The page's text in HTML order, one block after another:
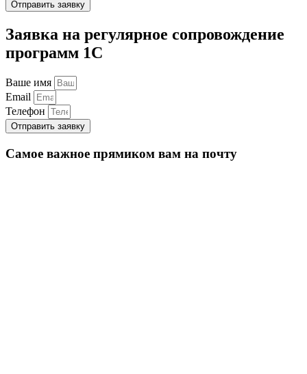
Отправить заявку
Заявка на регулярное сопровождение
программ 1С
Ваше имя
Email
Телефон
Отправить заявку
Самое важное прямиком вам на почту